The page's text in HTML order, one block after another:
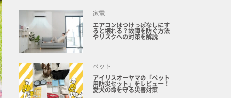
家電
エアコンはつけっぱなしにす
ると壊れる？故障を防ぐ方法
やリスクへの対策を解説
ペット
アイリスオーヤマの「ペット
用防災セット」をレビュー！
愛犬の命を守る災害対策